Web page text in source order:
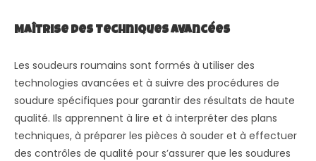
Maîtrise des Techniques Avancées
Les soudeurs roumains sont formés à utiliser des
technologies avancées et à suivre des procédures de
soudure spécifiques pour garantir des résultats de haute
qualité. Ils apprennent à lire et à interpréter des plans
techniques, à préparer les pièces à souder et à effectuer
des contrôles de qualité pour s’assurer que les soudures